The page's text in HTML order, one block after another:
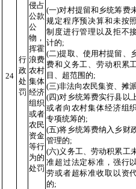
24
行
政
处
罚
侵占
公款
公
物，
挥霍
浪费
农村
集体
经济
组织
或者
农民
资金
等行
为的
处罚
(一)对村提留和乡统筹费
规定程序预决算和未按
制度进行管理以及拒不
计的;
(二)提取、使用村提留、
费和义务工、劳动积累
目、超范围的;
(三)非法向农民集资、摊
(四)对乡统筹费实行县以
或者向农村集体经济组
专项统筹的;
(五)将乡统筹费纳入乡财
管理的;
(六)义务工、劳动积累工
准超过法定标准，强行
劳或者超标准收取以资
的;